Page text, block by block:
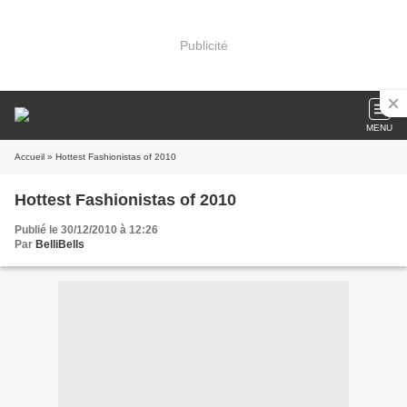
Publicité
MENU
Accueil » Hottest Fashionistas of 2010
Hottest Fashionistas of 2010
Publié le 30/12/2010 à 12:26
Par BelliBells